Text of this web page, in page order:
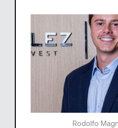
Rodolfo